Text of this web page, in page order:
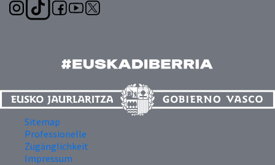
Sitemap
Professionelle
Zugänglichkeit
Impressum